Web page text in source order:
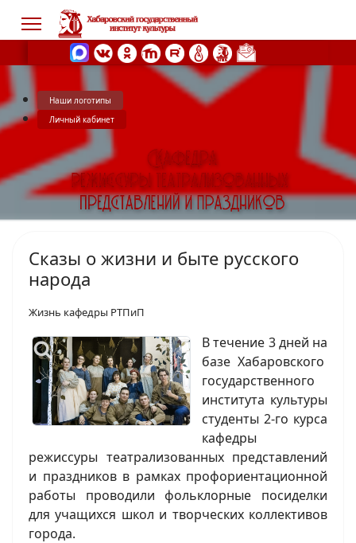
Наши логотипы
Личный кабинет
Сказы о жизни и быте русского
народа
Жизнь кафедры РТПиП
В течение 3 дней на
базе Хабаровского
государственного
института культуры
студенты 2-го курса
кафедры
режиссуры театрализованных представлений
и праздников в рамках профориентационной
работы проводили фольклорные посиделки
для учащихся школ и творческих коллективов
города.